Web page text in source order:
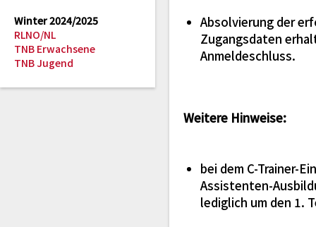
Winter 2024/2025
RLNO/NL
TNB Erwachsene
TNB Jugend
Absolvierung der
Zugangsdaten
Anmeldeschluss.
Weitere Hinweise:
bei dem C-Trainer-
Assistenten-
lediglich um den 1.